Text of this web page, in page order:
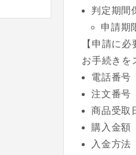
判定期間
申請期
【申請に
お手続きを
電話番号
注文番号
商品受取
購入金額
入金方法